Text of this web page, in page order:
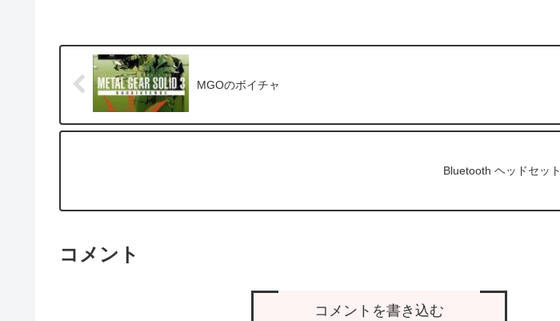
MGOのボイチャ
Bluetooth ヘッドセット
コメント
コメントを書き込む